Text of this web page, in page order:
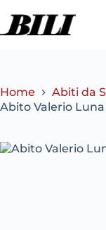
contenuto
Home Abiti da
Abito Valerio Luna